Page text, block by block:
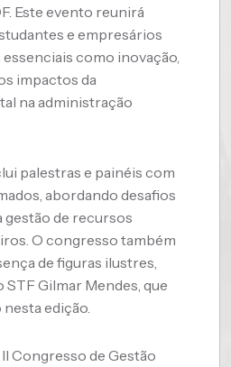
Este evento reunirá
e empresários
como inovação,
impactos da
na administração
palestras e painéis com
abordando desafios
de recursos
O congresso também
de figuras ilustres,
Gilmar Mendes, que
edição.
Congresso de Gestão